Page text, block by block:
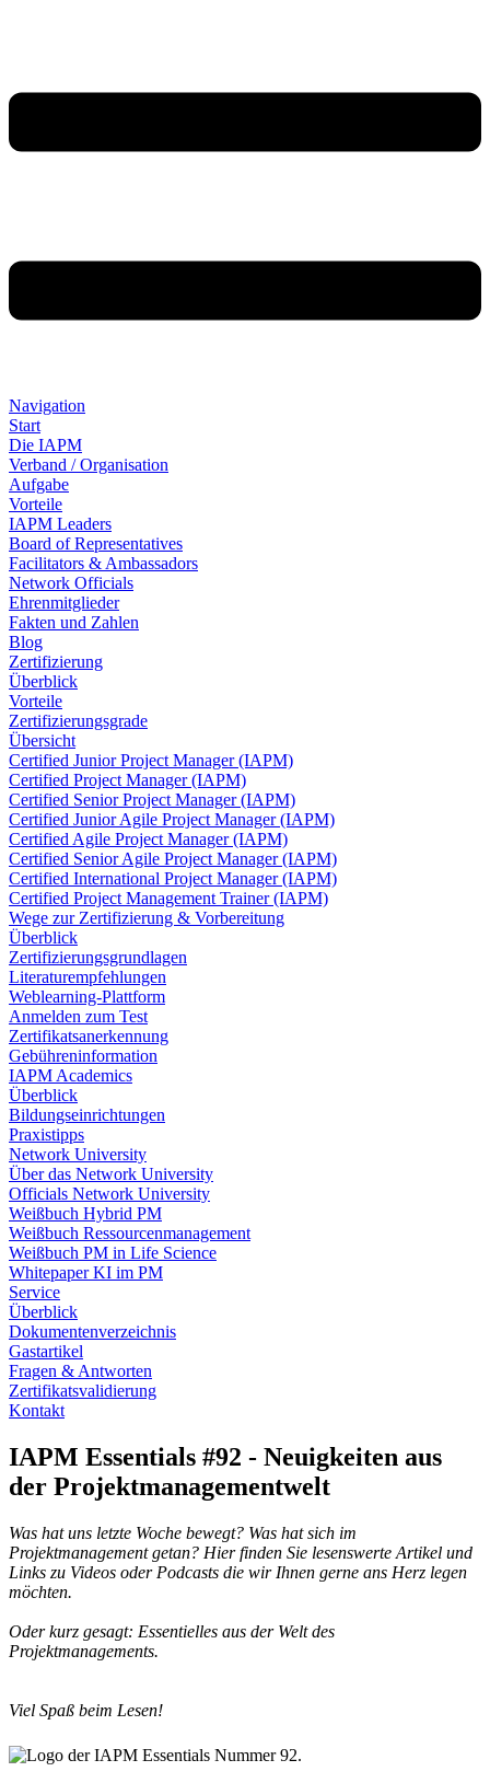
Navigation
Start
Die IAPM
Verband / Organisation
Aufgabe
Vorteile
IAPM Leaders
Board of Representatives
Facilitators & Ambassadors
Network Officials
Ehrenmitglieder
Fakten und Zahlen
Blog
Zertifizierung
Überblick
Vorteile
Zertifizierungsgrade
Übersicht
Certified Junior Project Manager (IAPM)
Certified Project Manager (IAPM)
Certified Senior Project Manager (IAPM)
Certified Junior Agile Project Manager (IAPM)
Certified Agile Project Manager (IAPM)
Certified Senior Agile Project Manager (IAPM)
Certified International Project Manager (IAPM)
Certified Project Management Trainer (IAPM)
Wege zur Zertifizierung & Vorbereitung
Überblick
Zertifizierungsgrundlagen
Literaturempfehlungen
Weblearning-Plattform
Anmelden zum Test
Zertifikatsanerkennung
Gebühreninformation
IAPM Academics
Überblick
Bildungseinrichtungen
Praxistipps
Network University
Über das Network University
Officials Network University
Weißbuch Hybrid PM
Weißbuch Ressourcenmanagement
Weißbuch PM in Life Science
Whitepaper KI im PM
Service
Überblick
Dokumentenverzeichnis
Gastartikel
Fragen & Antworten
Zertifikatsvalidierung
Kontakt
IAPM Essentials #92 - Neuigkeiten aus
der Projektmanagementwelt
Was hat uns letzte Woche bewegt? Was hat sich im
Projektmanagement getan? Hier finden Sie lesenswerte Artikel und
Links zu Videos oder Podcasts die wir Ihnen gerne ans Herz legen
möchten.
Oder kurz gesagt: Essentielles aus der Welt des
Projektmanagements.
Viel Spaß beim Lesen!